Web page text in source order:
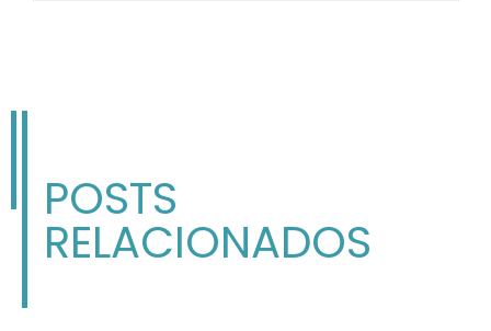
POSTS
RELACIONADOS